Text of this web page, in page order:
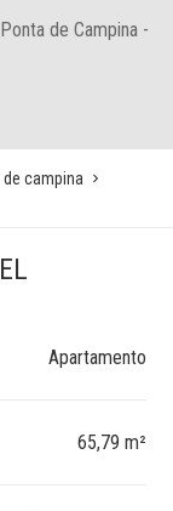
de Campina -
de campina
Apartamento
65,79 m²